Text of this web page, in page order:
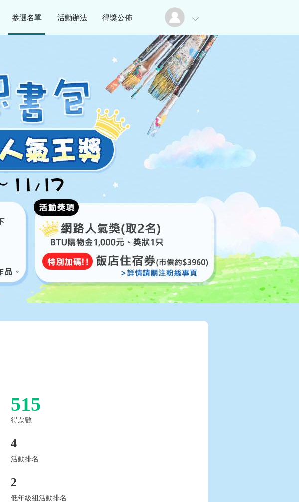
參選名單 活動辦法 得獎公佈
515
得票數
4
活動排名
2
低年級組活動排名